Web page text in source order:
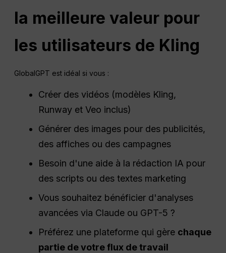
la meilleure valeur pour
les utilisateurs de Kling
GlobalGPT est idéal si vous :
Créer des vidéos (modèles Kling,
Runway et Veo inclus)
Générer des images pour des publicités,
des affiches ou des campagnes
Besoin d'une aide à la rédaction IA pour
des scripts ou des textes marketing
Vous souhaitez bénéficier d'analyses
avancées via Claude ou GPT-5 ?
Préférez une plateforme qui gère chaque
partie de votreflux de travail